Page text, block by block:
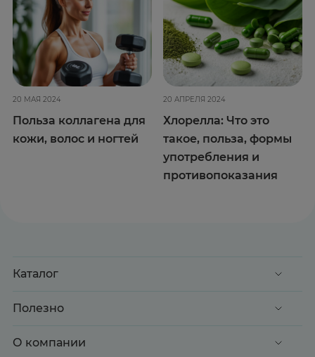
20 МАЯ 2024
Польза коллагена для
кожи, волос и ногтей
20 АПРЕЛЯ 2024
Хлорелла: Что это
такое, польза, формы
употребления и
противопоказания
Каталог
Акции
Здоровье
Полезно
Доставка и оплата
О компании